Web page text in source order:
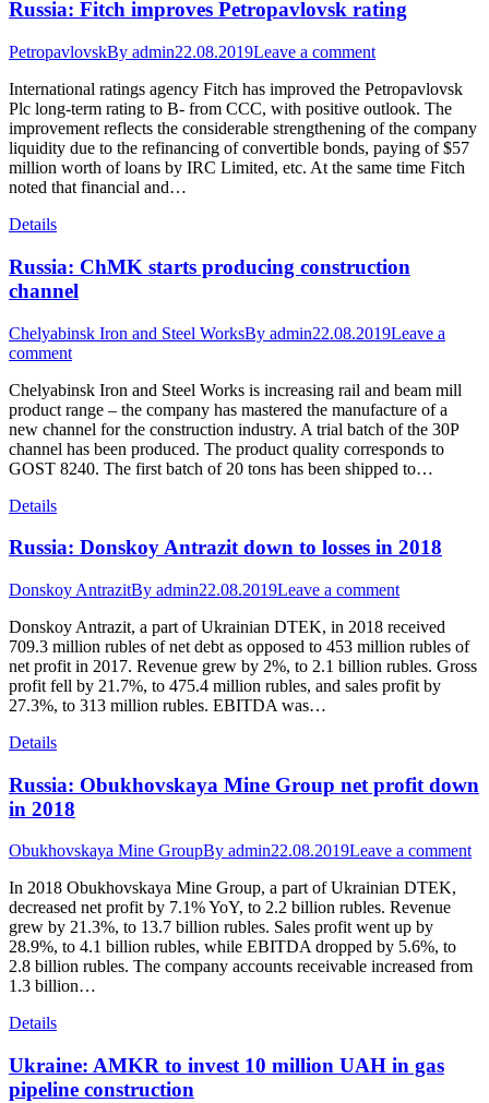
Russia: Fitch improves Petropavlovsk rating
PetropavlovskBy admin22.08.2019Leave a comment
International ratings agency Fitch has improved the Petropavlovsk
Plc long-term rating to B- from CCC, with positive outlook. The
improvement reflects the considerable strengthening of the company
liquidity due to the refinancing of convertible bonds, paying of $57
million worth of loans by IRC Limited, etc. At the same time Fitch
noted that financial and…
Details
Russia: ChMK starts producing construction
channel
Chelyabinsk Iron and Steel WorksBy admin22.08.2019Leave a
comment
Chelyabinsk Iron and Steel Works is increasing rail and beam mill
product range – the company has mastered the manufacture of a
new channel for the construction industry. A trial batch of the 30P
channel has been produced. The product quality corresponds to
GOST 8240. The first batch of 20 tons has been shipped to…
Details
Russia: Donskoy Antrazit down to losses in 2018
Donskoy AntrazitBy admin22.08.2019Leave a comment
Donskoy Antrazit, a part of Ukrainian DTEK, in 2018 received
709.3 million rubles of net debt as opposed to 453 million rubles of
net profit in 2017. Revenue grew by 2%, to 2.1 billion rubles. Gross
profit fell by 21.7%, to 475.4 million rubles, and sales profit by
27.3%, to 313 million rubles. EBITDA was…
Details
Russia: Obukhovskaya Mine Group net profit down
in 2018
Obukhovskaya Mine GroupBy admin22.08.2019Leave a comment
In 2018 Obukhovskaya Mine Group, a part of Ukrainian DTEK,
decreased net profit by 7.1% YoY, to 2.2 billion rubles. Revenue
grew by 21.3%, to 13.7 billion rubles. Sales profit went up by
28.9%, to 4.1 billion rubles, while EBITDA dropped by 5.6%, to
2.8 billion rubles. The company accounts receivable increased from
1.3 billion…
Details
Ukraine: AMKR to invest 10 million UAH in gas
pipeline construction